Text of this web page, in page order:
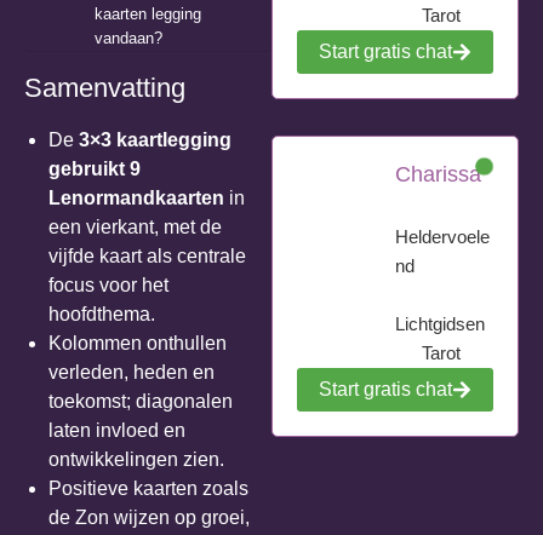
kaarten legging
vandaan?
Samenvatting
De 3×3 kaartlegging
gebruikt 9
Lenormandkaarten in
een vierkant, met de
vijfde kaart als centrale
focus voor het
hoofdthema.
Kolommen onthullen
verleden, heden en
toekomst; diagonalen
laten invloed en
ontwikkelingen zien.
Positieve kaarten zoals
de Zon wijzen op groei,
Tarot
Start gratis chat
Charissa
Heldervoele
nd
Lichtgidsen
Tarot
Start gratis chat